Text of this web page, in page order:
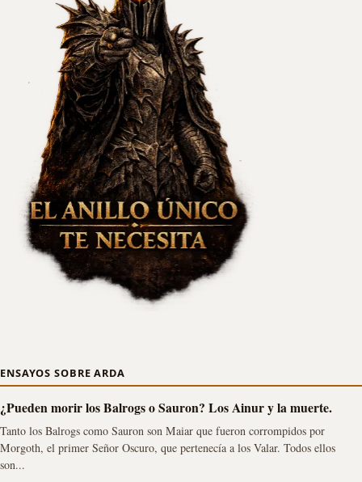
ENSAYOS SOBRE ARDA
¿Pueden morir los Balrogs o Sauron? Los Ainur y la muerte.
Tanto los Balrogs como Sauron son Maiar que fueron corrompidos por
Morgoth, el primer Señor Oscuro, que pertenecía a los Valar. Todos ellos
son...